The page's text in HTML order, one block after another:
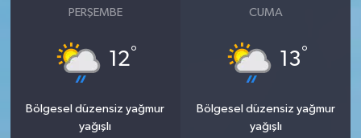
PERŞEMBE
12°
Bölgesel düzensiz yağmur
yağışlı
CUMA
13°
Bölgesel düzensiz yağmur
yağışlı